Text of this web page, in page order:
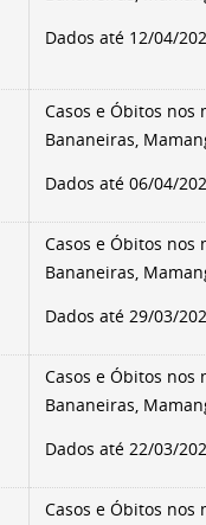
Dados até 12/04/
Casos e Óbitos nos
Bananeiras,
Dados até 06/04/
Casos e Óbitos nos
Bananeiras,
Dados até 29/03/
Casos e Óbitos nos
Bananeiras,
Dados até 22/03/
Casos e Óbitos nos